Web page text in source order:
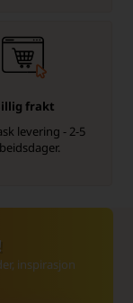
frakt
levering - 2-5
inspirasjon